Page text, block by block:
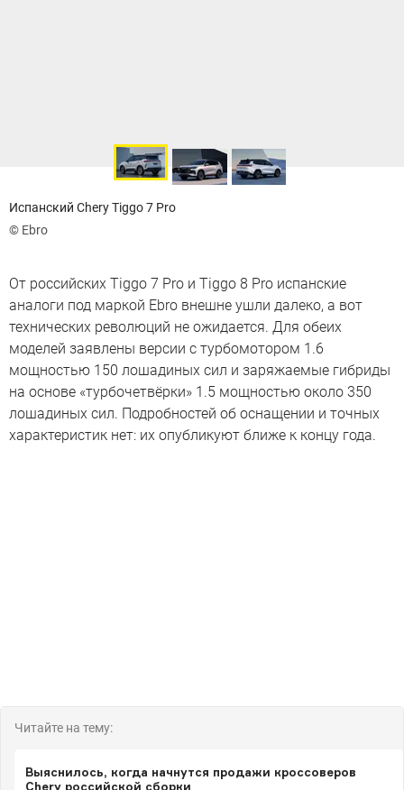
Испанский Chery Tiggo 7 Pro
© Ebro
От российских Tiggo 7 Pro и Tiggo 8 Pro испанские
аналоги под маркой Ebro внешне ушли далеко, а вот
технических революций не ожидается. Для обеих
моделей заявлены версии с турбомотором 1.6
мощностью 150 лошадиных сил и заряжаемые гибриды
на основе «турбочетвёрки» 1.5 мощностью около 350
лошадиных сил. Подробностей об оснащении и точных
характеристик нет: их опубликуют ближе к концу года.
Читайте на тему:
Выяснилось, когда начнутся продажи кроссоверов
Chery российской сборки